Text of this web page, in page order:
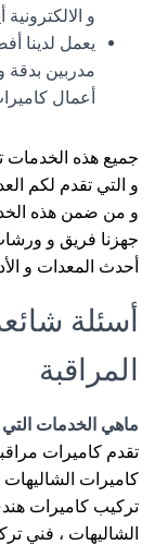
و الالكترونية
يعمل لدينا
مدربين بدقة
أعمال
جميع هذه الخدمات
و التي تقدم لكم
و من ضمن هذه
جهزنا فريق و
أحدث المعدات و
أسئلة
المراقبة
ماهي الخدمات التي
تقدم كاميرات
كاميرات
تركيب كاميرات
الشاليهات ، فني